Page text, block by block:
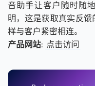
音助手让客户随时随
明，这是获取真实反
样与客户紧密相连。
产品网站: 点击访问